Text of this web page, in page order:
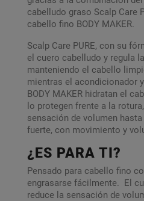
cabelludo graso Scalp Care
cabello fino BODY MAKER.
Scalp Care PURE, con su
el cuero cabelludo y regula
manteniendo el cabello
mientras el acondicionador
BODY MAKER hidratan el
lo protegen frente a la
sensación de volumen
fuerte, con movimiento y
¿ES PARA TI?
Pensado para cabello fino
engrasarse fácilmente. El
reduce la sensación de